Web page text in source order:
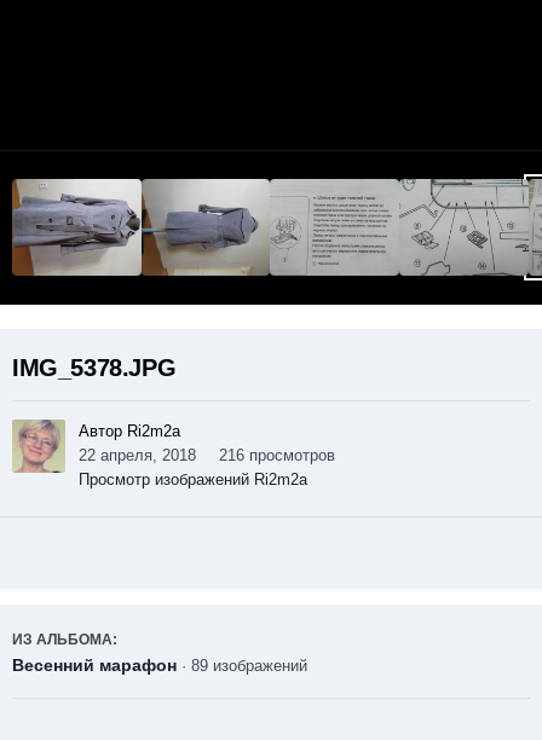
IMG_5378.JPG
Автор Ri2m2a
22 апреля, 2018
216 просмотров
Просмотр изображений Ri2m2a
ИЗ АЛЬБОМА:
Весенний марафон · 89 изображений